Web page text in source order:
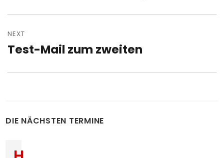
NEXT
Next
Test-Mail zum zweiten
DIE NÄCHSTEN TERMINE